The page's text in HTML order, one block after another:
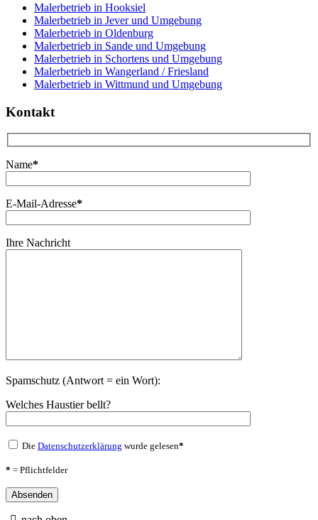
Malerbetrieb in Hooksiel
Malerbetrieb in Jever und Umgebung
Malerbetrieb in Oldenburg
Malerbetrieb in Sande und Umgebung
Malerbetrieb in Schortens und Umgebung
Malerbetrieb in Wangerland / Friesland
Malerbetrieb in Wittmund und Umgebung
Kontakt
Name*
E-Mail-Adresse*
Ihre Nachricht
Spamschutz (Antwort = ein Wort):
Welches Haustier bellt?
Die Datenschutzerklärung wurde gelesen*
* = Pflichtfelder